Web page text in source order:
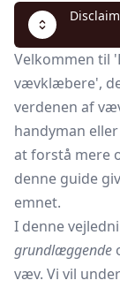
Velkommen til
vævklæbere',
verdenen af
handyman
at forstå mere
denne guide
emnet.
I denne
grundlæggende
væv. Vi vil